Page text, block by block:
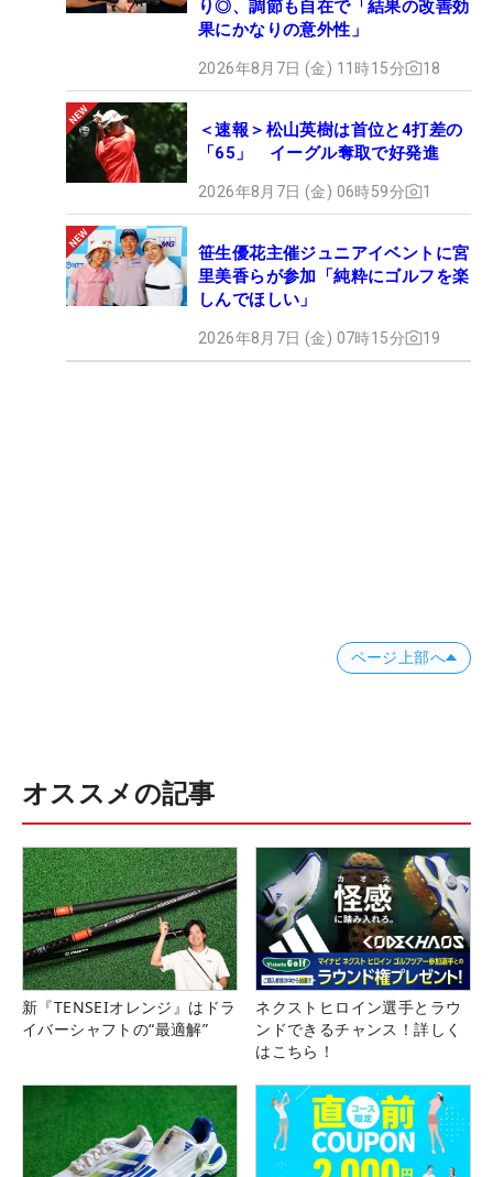
り◎、調節も自在で「結果の改善効
果にかなりの意外性」
2026年8月7日 (金) 11時15分 18
＜速報＞松山英樹は首位と4打差の
「65」 イーグル奪取で好発進
2026年8月7日 (金) 06時59分 1
笹生優花主催ジュニアイベントに宮
里美香らが参加「純粋にゴルフを楽
しんでほしい」
2026年8月7日 (金) 07時15分 19
ページ上部へ
オススメの記事
新『TENSEIオレンジ』はドラ
イバーシャフトの“最適解”
ネクストヒロイン選手とラウ
ンドできるチャンス！詳しく
はこちら！